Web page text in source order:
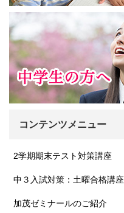
コンテンツメニュー
2学期期末テスト対策講座
中３入試対策：土曜合格講座
加茂ゼミナールのご紹介